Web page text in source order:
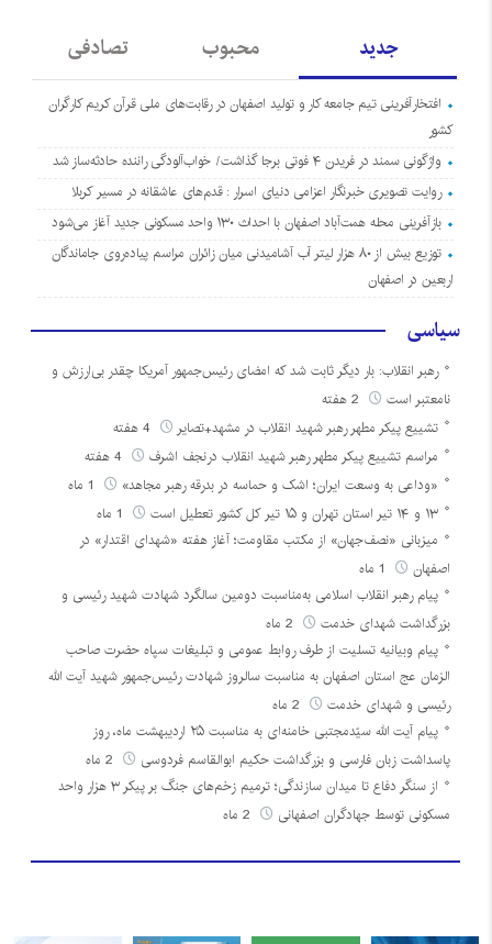
جدید محبوب تصادفی
افتخارآفرینی تیم جامعه کار و تولید اصفهان در رقابت‌های ملی قرآن کریم کارگران
کشور
واژگونی سمند در فریدن ۴ فوتی برجا گذاشت/ خواب‌آلودگی راننده حادثه‌ساز شد
روایت تصویری خبرنگار اعزامی دنیای اسرار : قدم‌های عاشقانه در مسیر کربلا
بازآفرینی محله همت‌آباد اصفهان با احداث ۱۳۰ واحد مسکونی جدید آغاز می‌شود
توزیع بیش از ۸۰ هزار لیتر آب آشامیدنی میان زائران مراسم پیاده‌روی جاماندگان
اربعین در اصفهان
سیاسی
رهبر انقلاب: بار دیگر ثابت شد که امضای رئیس‌جمهور آمریکا چقدر بی‌ارزش و
نامعتبر است
تشییع پیکر مطهر رهبر شهید انقلاب در مشهد+تصایر
مراسم تشییع پیکر مطهر رهبر شهید انقلاب درنجف اشرف
«وداعی به وسعت ایران؛ اشک و حماسه در بدرقه رهبر مجاهد»
۱۳ و ۱۴ تیر استان تهران و ۱۵ تیر کل کشور تعطیل است
میزبانی «نصف‌جهان» از مکتب مقاومت؛ آغاز هفته «شهدای اقتدار» در
اصفهان
پیام رهبر انقلاب اسلامی به‌مناسبت دومین سالگرد شهادت شهید رئیسی و
بزرگداشت شهدای خدمت
پیام وبیانیه تسلیت از طرف روابط عمومی و تبلیغات سپاه حضرت صاحب
الزمان عج استان اصفهان به مناسبت سالروز شهادت رئیس‌جمهور شهید آیت الله
رئیسی و شهدای خدمت
پیام آیت الله سیّدمجتبی خامنه‌ای به مناسبت ۲۵ اردیبهشت ماه، روز
پاسداشت زبان فارسی و بزرگداشت حکیم ابوالقاسم فردوسی
از سنگر دفاع تا میدان سازندگی؛ ترمیم زخم‌های جنگ بر پیکر ۳ هزار واحد
مسکونی توسط جهادگران اصفهانی